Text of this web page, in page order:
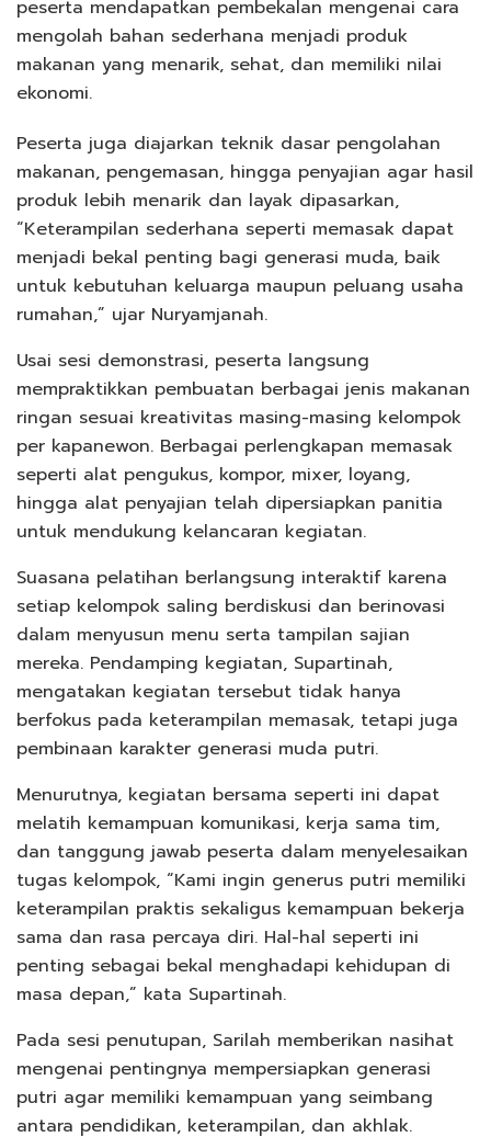
peserta mendapatkan pembekalan mengenai cara
mengolah bahan sederhana menjadi produk
makanan yang menarik, sehat, dan memiliki nilai
ekonomi.
Peserta juga diajarkan teknik dasar pengolahan
makanan, pengemasan, hingga penyajian agar hasil
produk lebih menarik dan layak dipasarkan,
“Keterampilan sederhana seperti memasak dapat
menjadi bekal penting bagi generasi muda, baik
untuk kebutuhan keluarga maupun peluang usaha
rumahan,” ujar Nuryamjanah.
Usai sesi demonstrasi, peserta langsung
mempraktikkan pembuatan berbagai jenis makanan
ringan sesuai kreativitas masing-masing kelompok
per kapanewon. Berbagai perlengkapan memasak
seperti alat pengukus, kompor, mixer, loyang,
hingga alat penyajian telah dipersiapkan panitia
untuk mendukung kelancaran kegiatan.
Suasana pelatihan berlangsung interaktif karena
setiap kelompok saling berdiskusi dan berinovasi
dalam menyusun menu serta tampilan sajian
mereka. Pendamping kegiatan, Supartinah,
mengatakan kegiatan tersebut tidak hanya
berfokus pada keterampilan memasak, tetapi juga
pembinaan karakter generasi muda putri.
Menurutnya, kegiatan bersama seperti ini dapat
melatih kemampuan komunikasi, kerja sama tim,
dan tanggung jawab peserta dalam menyelesaikan
tugas kelompok, “Kami ingin generus putri memiliki
keterampilan praktis sekaligus kemampuan bekerja
sama dan rasa percaya diri. Hal-hal seperti ini
penting sebagai bekal menghadapi kehidupan di
masa depan,” kata Supartinah.
Pada sesi penutupan, Sarilah memberikan nasihat
mengenai pentingnya mempersiapkan generasi
putri agar memiliki kemampuan yang seimbang
antara pendidikan, keterampilan, dan akhlak.